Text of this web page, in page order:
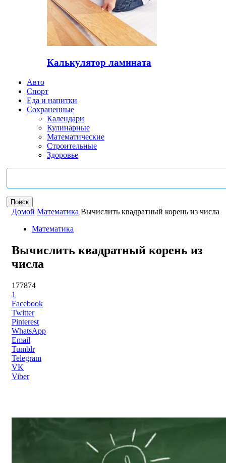
Калькулятор ламината
Авто
Спорт
Еда и напитки
Сохраненные
Календари
Кулинарные
Математические
Строительные
Здоровье
Домой Математика Вычислить квадратный корень из числа
Математика
Вычислить квадратный корень из
числа
177874
1
Facebook
Twitter
Pinterest
WhatsApp
Email
Tumblr
Telegram
VK
Viber